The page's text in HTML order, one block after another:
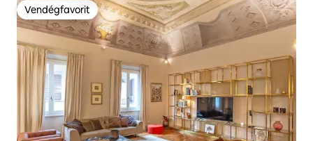
Vendégfavorit
Vendégfavorit